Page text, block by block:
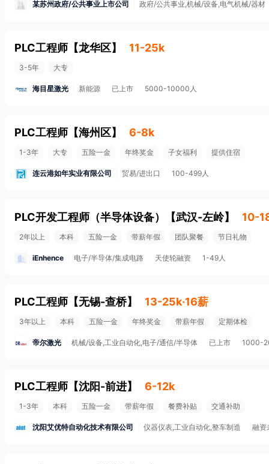
某苏州政府/公共事业上市公司 政府/公共事业,机械/设备,电气机械/器材
PLC工程师 【龙华区】 11-25k
3-5年 大专
海目星激光 新能源 已上市 5000-10000人
PLC工程师 【海州区】 6-8k
1-3年 大专 五险一金 年终奖金 子女福利 提供住宿
连云港如年实业有限公司 贸易/进出口 100-499人
PLC开发工程师（半导体设备） 【武汉-左岭】 10-
2年以上 本科 五险一金 带薪年假 团队聚餐 节日礼物
iEnhence 电子/半导体/集成电路 天使轮融资 1-49人
PLC工程师 【无锡-查桥】 13-25k·16薪
3年以上 本科 五险一金 年终奖金 带薪年假 定期体检
帝尔激光 机械/设备,工业自动化,电子/通信/半导体 已上市 1000-
PLC工程师 【沈阳-前进】 6-12k
1-3年 本科 五险一金 带薪年假 餐费补贴 交通补助
沈阳艾优特自动化技术有限公司 仪器仪表,工业自动化,整车制造 融资